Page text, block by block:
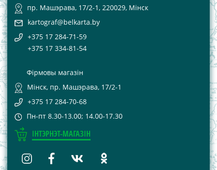
пр. Машэрава, 17/2-1, 220029, Мінск
kartograf@belkarta.by
+375 17 284-71-59
+375 17 334-81-54
Фірмовы магазін
Мінск, пр. Машэрава, 17/2-1
+375 17 284-70-68
Пн-пт 8.30-13.00; 14.00-17.30
ІНТЭРНЭТ-МАГАЗІН